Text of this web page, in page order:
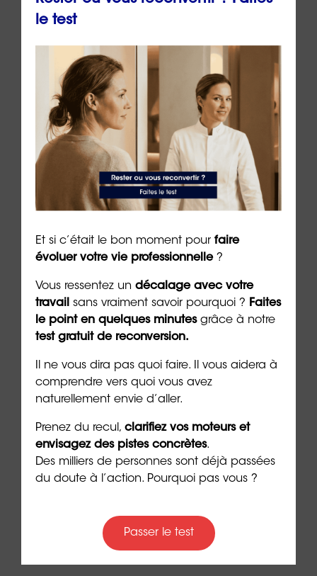
Passez maintenant le test des «cinq
langages de l’amour» pour renforcer vos liens
avec votre partenaire
Auteur:Dr Emeric Lebreton, cofondateur et
dirigeant du groupeORIENTACTION(24/09/2024)
***
Évaluez gratuitement vos soft skills avec
Découvrez notre formationIkigaï
votre cheminde vie
le test
Et si c’était le bon moment pour faire
évoluer votre vie professionnelle?
Vous ressentez un décalage avec votre
travail sans vraiment savoir pourquoi ? Faites
le point en quelques minutesgrâce à notre
test gratuit de reconversion.
Il ne vous dira pas quoi faire. Il vous aidera à
comprendre vers quoi vous avez
naturellement envie d’aller.
Prenez du recul, clarifiez vos moteurs et
envisagez des pistes concrètes.
Des milliers de personnes sont déjà passées
du doute à l’action. Pourquoi pas vous ?
Passer le test